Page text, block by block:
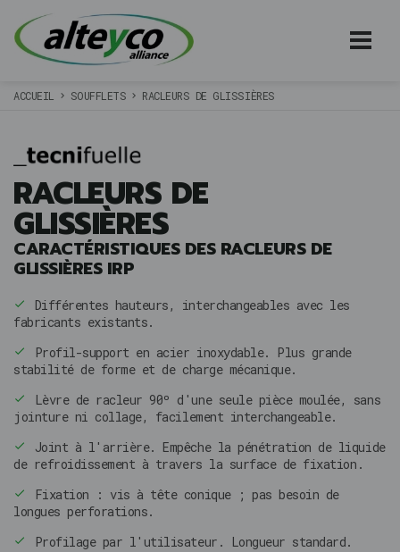
ACCUEIL SOUFFLETS RACLEURS DE GLISSIÈRES
RACLEURS DE
GLISSIÈRES
CARACTÉRISTIQUES DES RACLEURS DE
GLISSIÈRES IRP
Différentes hauteurs, interchangeables avec les
fabricants existants.
Profil-support en acier inoxydable. Plus grande
stabilité de forme et de charge mécanique.
Lèvre de racleur 90º d'une seule pièce moulée, sans
jointure ni collage, facilement interchangeable.
Joint à l'arrière. Empêche la pénétration de liquide
de refroidissement à travers la surface de fixation.
Fixation : vis à tête conique ; pas besoin de
longues perforations.
Profilage par l'utilisateur. Longueur standard.